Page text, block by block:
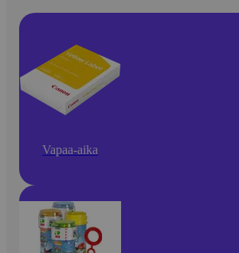
Vapaa-aika